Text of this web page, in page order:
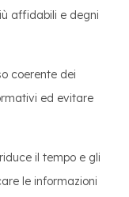
affidabili e degni
coerente dei
ed evitare
il tempo e gli
le informazioni